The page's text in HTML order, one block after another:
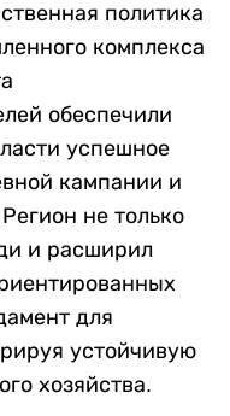
политика
комплекса
обеспечили
успешное
кампании и
не только
и расширил
для
устойчивую
хозяйства.